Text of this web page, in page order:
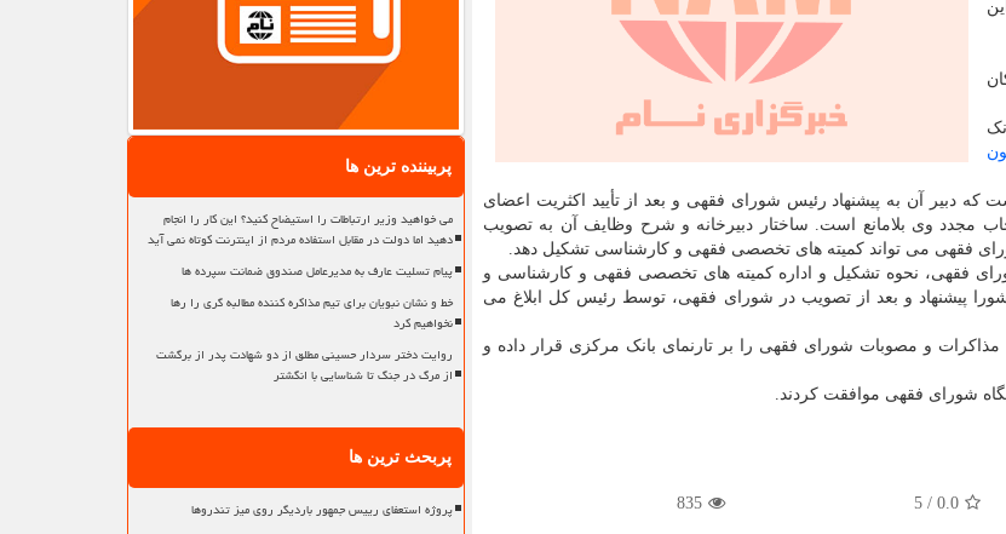
طرح بانکداری جمهوری اسلامی ایران پرداختند و بندهایی از ماده ۱۸ این
ای است که دبیر آن به پیشنهاد رئیس شورای فقهی و بعد از تأیید اکثریت اعضای
وی بلامانع است. ساختار دبیرخانه و شرح وظایف آن به تصویب
فقهی می تواند کمیته های تخصصی فقهی و کارشناسی تشکیل دهد.
جلسات شورای فقهی، نحوه تشکیل و اداره کمیته های تخصصی فقهی و کارشناسی و
پیشنهاد و بعد از تصویب در شورای فقهی، توسط رئیس کل ابلاغ می
مشروح مذاکرات و مصوبات شورای فقهی را بر تارنمای بانک مرکزی قرار داده و
0.0
/
5
835
پربیننده ترین ها
می خواهید وزیر ارتباطات را استیضاح کنید؟ این کار را انجام
دهید اما دولت در مقابل استفاده مردم از اینترنت کوتاه نمی آید
پیام تسلیت عارف به مدیرعامل صندوق ضمانت سپرده ها
خط و نشان نبویان برای تیم مذاکره کننده مطالبه گری را رها
نخواهیم کرد
روایت دختر سردار حسینی مطلق از دو شهادت پدر از برگشت
از مرگ در جنگ تا شناسایی با انگشتر
پربحث ترین ها
پروژه استعفای رییس جمهور باردیگر روی میز تندروها